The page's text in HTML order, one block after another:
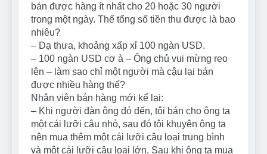
bán được hàng ít nhất cho 20 hoặc 30 người
trong một ngày. Thế tổng số tiền thu được là bao
nhiêu?
– Dạ thưa, khoảng xấp xỉ 100 ngàn USD.
– 100 ngàn USD cơ à – Ông chủ vui mừng reo
lên – làm sao chỉ một người mà cậu lại bán
được nhiều hàng thế?
Nhân viên bán hàng mới kể lại:
– Khi người đàn ông đó đến, tôi bán cho ông ta
một cái lưỡi câu nhỏ, sau đó tôi khuyên ông ta
nên mua thêm một cái lưỡi câu loại trung bình
và một cái lưỡi câu loại lớn. Sau khi ông ta mua